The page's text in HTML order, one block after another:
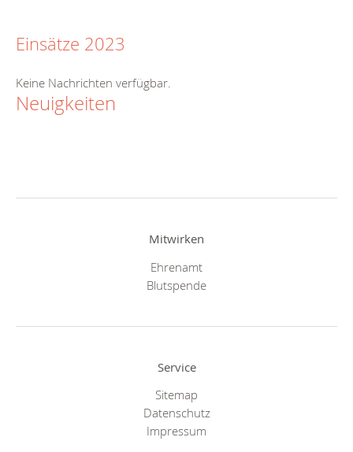
Einsätze 2023
Keine Nachrichten verfügbar.
Neuigkeiten
Mitwirken
Ehrenamt
Blutspende
Service
Sitemap
Datenschutz
Impressum